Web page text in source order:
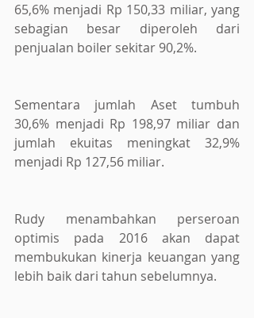
65,6% menjadi Rp 150,33 miliar, yang
sebagian besar diperoleh dari
penjualan boiler sekitar 90,2%.
Sementara jumlah Aset tumbuh
30,6% menjadi Rp 198,97 miliar dan
jumlah ekuitas meningkat 32,9%
menjadi Rp 127,56 miliar.
Rudy menambahkan perseroan
optimis pada 2016 akan dapat
membukukan kinerja keuangan yang
lebih baik dari tahun sebelumnya.